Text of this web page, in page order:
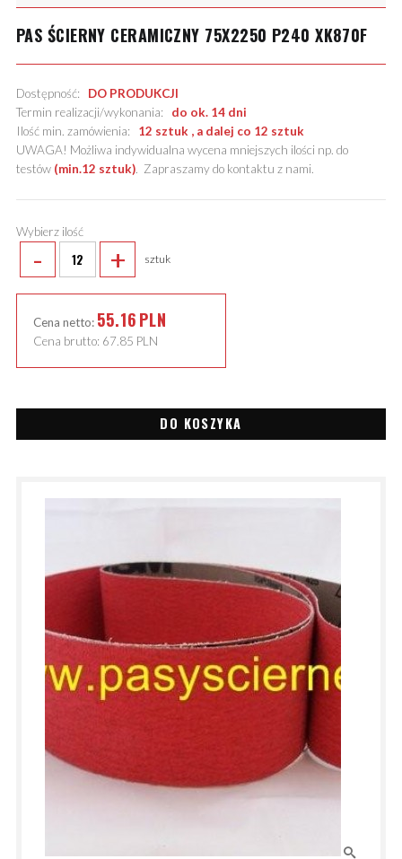
PAS ŚCIERNY CERAMICZNY 75X2250 P240 XK870F
Dostępność: DO PRODUKCJI
Termin realizacji/wykonania: do ok. 14 dni
Ilość min. zamówienia: 12 sztuk , a dalej co 12 sztuk
UWAGA! Możliwa indywidualna wycena mniejszych ilości np. do
testów (min.12 sztuk). Zapraszamy do kontaktu z nami.
Wybierz ilość
- + sztuk
Cena netto: 55.16PLN
Cena brutto: 67.85 PLN
DO KOSZYKA